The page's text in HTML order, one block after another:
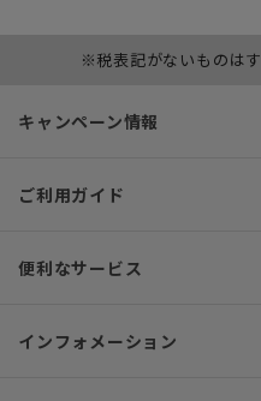
※税表記がないものは
キャンペーン情報
ご利用ガイド
便利なサービス
インフォメーション